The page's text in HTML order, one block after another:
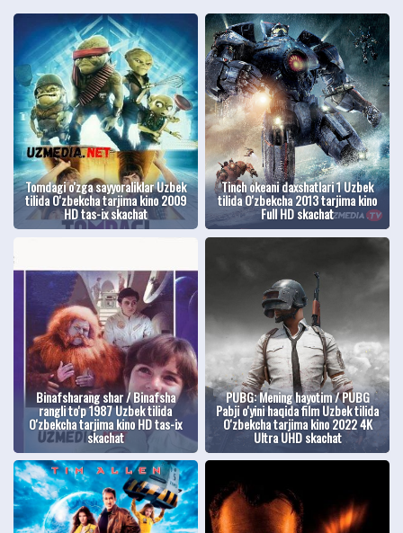
Tomdagi o'zga sayyoraliklar Uzbek
tilida O'zbekcha tarjima kino 2009
HD tas-ix skachat
Tinch okeani daxshatlari 1 Uzbek
tilida O'zbekcha 2013 tarjima kino
Full HD skachat
Binafsharang shar / Binafsha
rangli to'p 1987 Uzbek tilida
O'zbekcha tarjima kino HD tas-ix
skachat
PUBG: Mening hayotim / PUBG
Pabji o'yini haqida film Uzbek tilida
O'zbekcha tarjima kino 2022 4K
Ultra UHD skachat